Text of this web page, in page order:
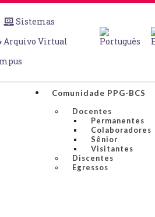
Sistemas
Arquivo Virtual
Comunidade PPG-BCS
Docentes
Permanentes
Colaboradores
Sênior
Visitantes
Discentes
Egressos